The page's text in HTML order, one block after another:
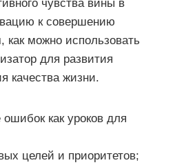
чувства вины в
к совершению
как можно использовать
для развития
качества жизни.
как уроков для
целей и приоритетов;